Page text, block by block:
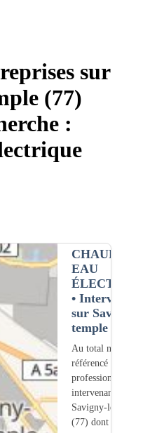
sur
(77)
:
CHAUFFE-
EAU
•
sur Savigny-
temple (77)
Au total nous
référencé
professionnels
intervenant sur
Savigny-le-
(77) dont